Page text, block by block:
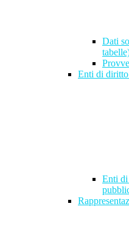
Dati
Enti di
Enti